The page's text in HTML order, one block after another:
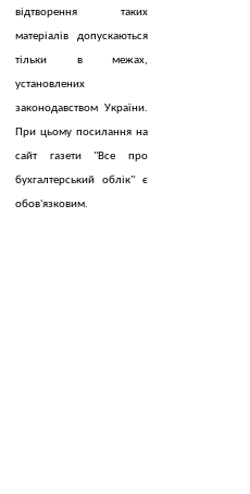
відтворення таких
матеріалів допускаються
тільки в межах,
установлених
законодавством України.
При цьому посилання на
сайт газети "Все про
бухгалтерський облік" є
обов'язковим.